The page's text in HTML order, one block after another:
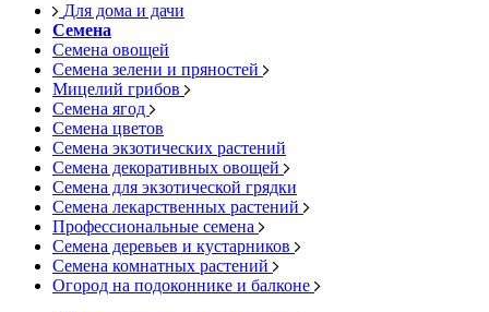
Для дома и дачи
Семена
Семена овощей
Семена зелени и пряностей
Мицелий грибов
Семена ягод
Семена цветов
Семена экзотических растений
Семена декоративных овощей
Семена для экзотической грядки
Семена лекарственных растений
Профессиональные семена
Семена деревьев и кустарников
Семена комнатных растений
Огород на подоконнике и балконе